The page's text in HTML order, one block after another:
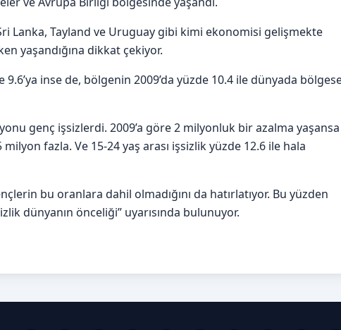
Lanka, Tayland ve Uruguay gibi kimi ekonomisi gelişmekte
yaşandığına dikkat çekiyor.
inse de, bölgenin 2009’da yüzde 10.4 ile dünyada
genç işsizlerdi. 2009’a göre 2 milyonluk bir azalma yaşansa
fazla. Ve 15-24 yaş arası işsizlik yüzde 12.6 ile hala
bu oranlara dahil olmadığını da hatırlatıyor. Bu yüzden
dünyanın önceliği” uyarısında bulunuyor.